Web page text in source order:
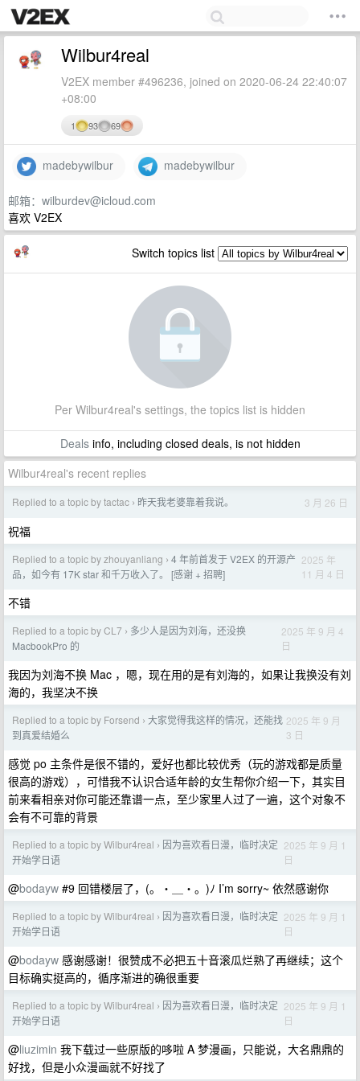
Wilbur4real
V2EX member #496236, joined on 2020-06-24 22:40:07
+08:00
1 93 69
madebywilbur madebywilbur
邮箱： wilburdev@icloud.com
喜欢 V2EX
Switch topics list
Per Wilbur4real's settings, the topics list is hidden
Dealsinfo, including closed deals, is not hidden
Wilbur4real's recent replies
Replied to a topic by tactac › 昨天我老婆靠着我说。 3 月 26 日
祝福
Replied to a topic by zhouyanliang › 4 年前首发于 V2EX 的开源产
品，如今有 17K star 和千万收入了。 [感谢 + 招聘]
2025 年
11 月 4 日
不错
Replied to a topic by CL7 › 多少人是因为刘海，还没换
MacbookPro 的
2025 年 9 月 4
日
我因为刘海不换 Mac ，嗯，现在用的是有刘海的，如果让我换没有刘
海的，我坚决不换
Replied to a topic by Forsend › 大家觉得我这样的情况，还能找
到真爱结婚么
2025 年 9 月
3 日
感觉 po 主条件是很不错的，爱好也都比较优秀（玩的游戏都是质量
很高的游戏），可惜我不认识合适年龄的女生帮你介绍一下，其实目
前来看相亲对你可能还靠谱一点，至少家里人过了一遍，这个对象不
会有不可靠的背景
Replied to a topic by Wilbur4real › 因为喜欢看日漫，临时决定
开始学日语
2025 年 9 月 1
日
@bodayw #9 回错楼层了，(。・＿・。)ﾉ I’m sorry~ 依然感谢你
Replied to a topic by Wilbur4real › 因为喜欢看日漫，临时决定
开始学日语
2025 年 9 月 1
日
@bodayw 感谢感谢！很赞成不必把五十音滚瓜烂熟了再继续；这个
目标确实挺高的，循序渐进的确很重要
Replied to a topic by Wilbur4real › 因为喜欢看日漫，临时决定
开始学日语
2025 年 9 月 1
日
@liuzimin 我下载过一些原版的哆啦 A 梦漫画，只能说，大名鼎鼎的
好找，但是小众漫画就不好找了